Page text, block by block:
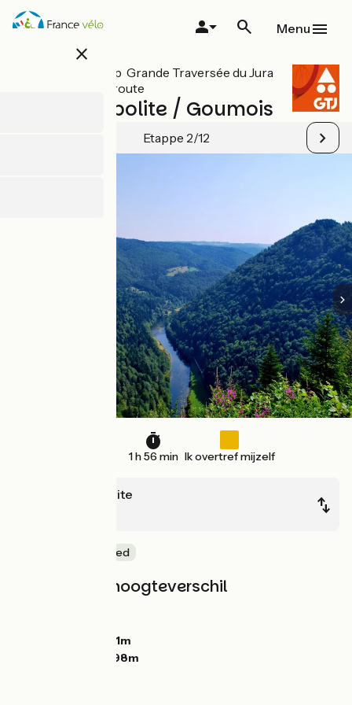
Overslaan
en
close
Menu
Alle etappes op Grande Traversée du Jura
mountainbikeroute
Saint-Hyppolite / Goumois
Etappe 2/12
1 h 56 min Ik overtref mijzelf
Saint-Hyppolite
Natuur en erfgoed
Hellingen en hoogteverschil
381m
898m